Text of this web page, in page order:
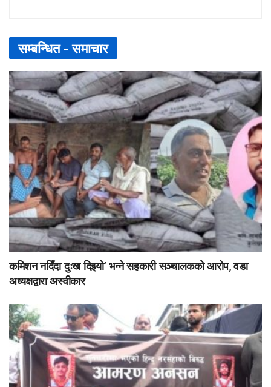
सम्बन्धित -समाचार
कमिशन नदिँदा दुःख दिइयो’ भन्ने सहकारी सञ्चालकको आरोप, वडा
अध्यक्षद्वारा अस्वीकार